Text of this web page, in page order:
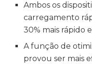
Ambos os
carregamento
30% mais rápido
A função de
provou ser mais